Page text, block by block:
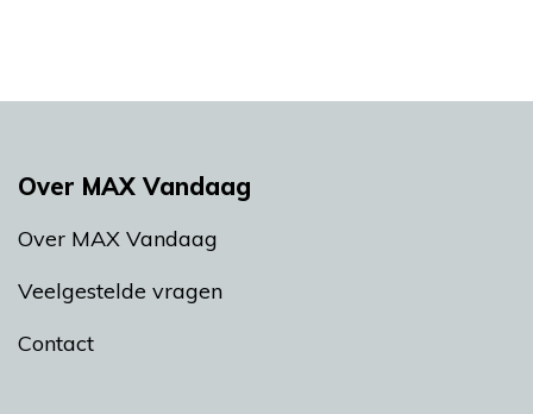
Over MAX Vandaag
Over MAX Vandaag
Veelgestelde vragen
Contact